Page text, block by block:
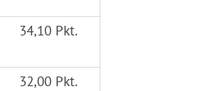
34,10 Pkt.
32,00 Pkt.